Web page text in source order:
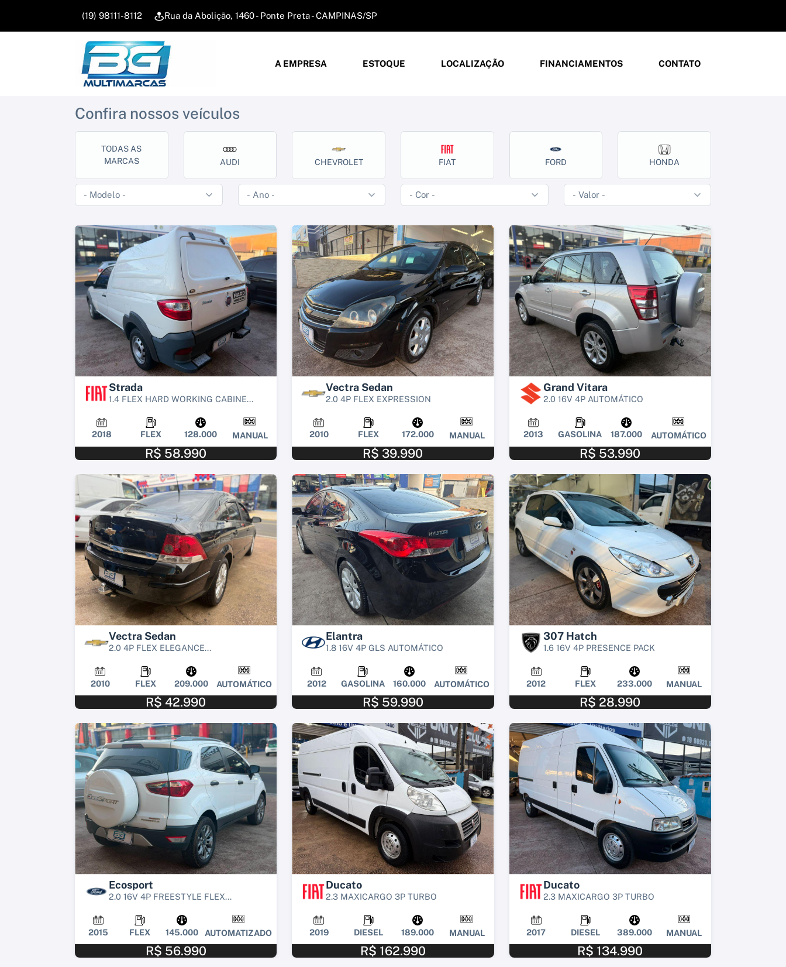
(19) 98111-8112 Rua da Abolição, 1460 - Ponte Preta - CAMPINAS/SP
A EMPRESA ESTOQUE LOCALIZAÇÃO FINANCIAMENTOS CONTATO
Confira nossos veículos
TODAS AS
MARCAS
AUDI CHEVROLET FIAT FORD HONDA
Strada
1.4 FLEX HARD WORKING CABINE...
2018 FLEX 128.000 MANUAL
R$ 58.990
Vectra Sedan
2.0 4P FLEX EXPRESSION
2010 FLEX 172.000 MANUAL
R$ 39.990
Grand Vitara
2.0 16V 4P AUTOMÁTICO
2013 GASOLINA 187.000 AUTOMÁTICO
R$ 53.990
Vectra Sedan
2.0 4P FLEX ELEGANCE...
2010 FLEX 209.000 AUTOMÁTICO
R$ 42.990
Elantra
1.8 16V 4P GLS AUTOMÁTICO
2012 GASOLINA 160.000 AUTOMÁTICO
R$ 59.990
307 Hatch
1.6 16V 4P PRESENCE PACK
2012 FLEX 233.000 MANUAL
R$ 28.990
Ecosport
2.0 16V 4P FREESTYLE FLEX...
2015 FLEX 145.000 AUTOMATIZADO
R$ 56.990
Ducato
2.3 MAXICARGO 3P TURBO
2019 DIESEL 189.000 MANUAL
R$ 162.990
Ducato
2.3 MAXICARGO 3P TURBO
2017 DIESEL 389.000 MANUAL
R$ 134.990